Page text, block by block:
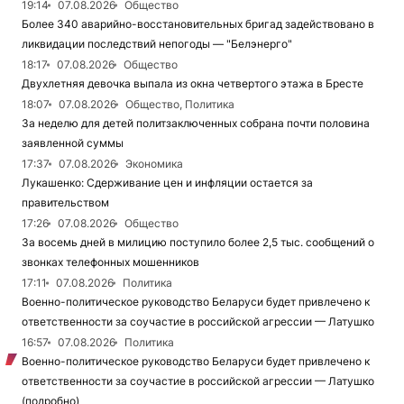
19:14 07.08.2026
Общество
Более 340 аварийно-восстановительных бригад задействовано в
ликвидации последствий непогоды — "Белэнерго"
18:17
07.08.2026
Общество
Двухлетняя девочка выпала из окна четвертого этажа в Бресте
18:07
07.08.2026
Общество, Политика
За неделю для детей политзаключенных собрана почти половина
заявленной суммы
17:37
07.08.2026
Экономика
Лукашенко: Сдерживание цен и инфляции остается за
правительством
17:26
07.08.2026
Общество
За восемь дней в милицию поступило более 2,5 тыс. сообщений о
звонках телефонных мошенников
17:11
07.08.2026
Политика
Военно-политическое руководство Беларуси будет привлечено к
ответственности за соучастие в российской агрессии — Латушко
16:57
07.08.2026
Политика
Военно-политическое руководство Беларуси будет привлечено к
ответственности за соучастие в российской агрессии — Латушко
(подробно)